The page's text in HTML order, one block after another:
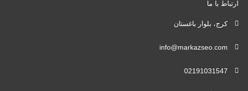
ارتباط با ما
کرج، بلوار باغستان
info@markazseo.com
02191031547